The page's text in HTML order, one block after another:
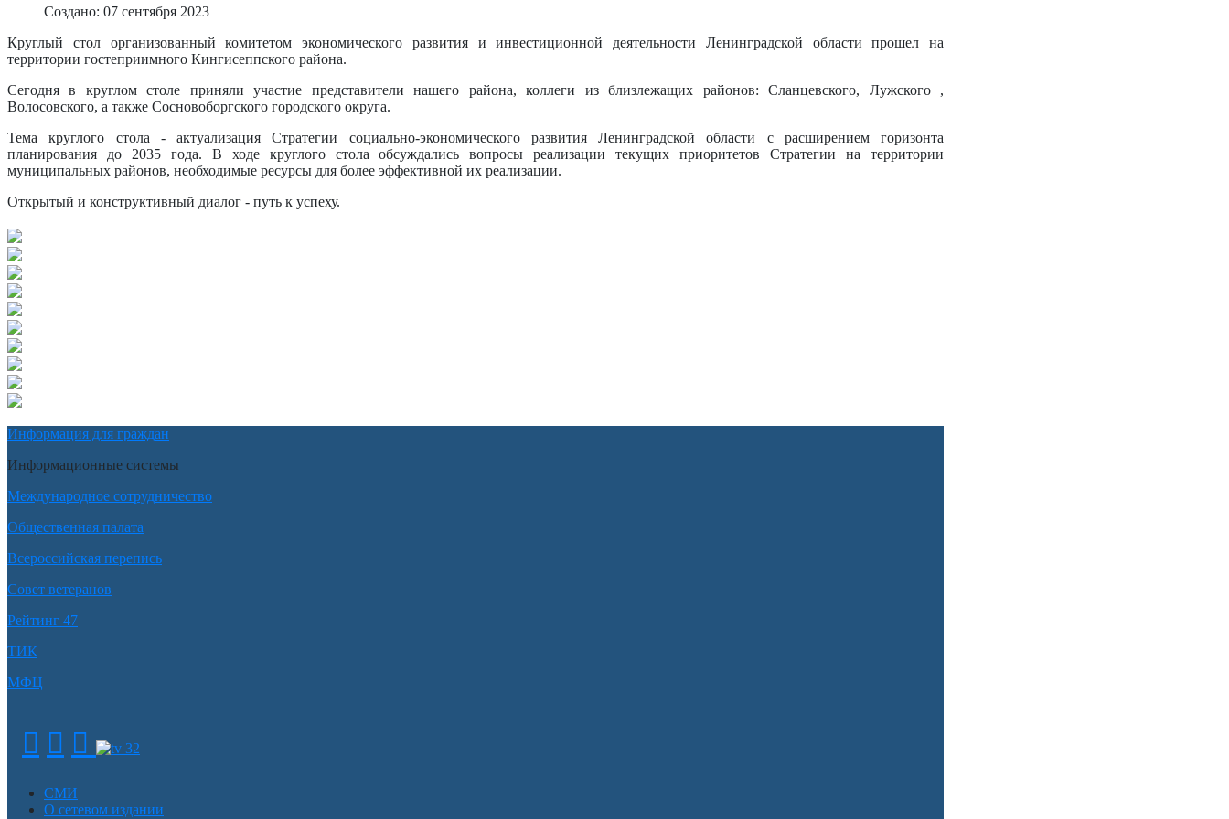
Создано: 07 сентября 2023
Круглый стол организованный комитетом экономического развития и инвестиционной деятельности Ленинградской области прошел на
территории гостеприимного Кингисеппского района.
Сегодня в круглом столе приняли участие представители нашего района, коллеги из близлежащих районов: Сланцевского, Лужского ,
Волосовского, а также Сосновоборгского городского округа.
Тема круглого стола - актуализация Стратегии социально-экономического развития Ленинградской области с расширением горизонта
планирования до 2035 года. В ходе круглого стола обсуждались вопросы реализации текущих приоритетов Стратегии на территории
муниципальных районов, необходимые ресурсы для более эффективной их реализации.
Открытый и конструктивный диалог - путь к успеху.
Информация для граждан
Информационные системы
Международное сотрудничество
Общественная палата
Всероссийская перепись
Совет ветеранов
Рейтинг 47
ТИК
МФЦ
СМИ
О сетевом издании